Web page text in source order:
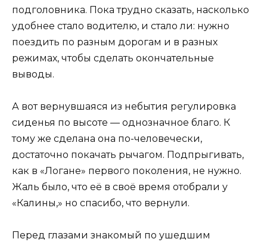
подголовника. Пока трудно сказать, насколько
удобнее стало водителю, и стало ли: нужно
поездить по разным дорогам и в разных
режимах, чтобы сделать окончательные
выводы.
А вот вернувшаяся из небытия регулировка
сиденья по высоте — однозначное благо. К
тому же сделана она по-человечески,
достаточно покачать рычагом. Подпрыгивать,
как в «Логане» первого поколения, не нужно.
Жаль было, что её в своё время отобрали у
«Калины,» но спасибо, что вернули.
Перед глазами знакомый по ушедшим